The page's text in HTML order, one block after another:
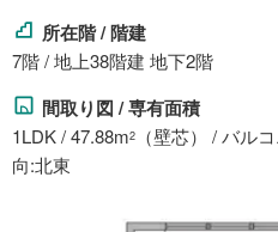
所在階 / 階建
7階 / 地上38階建 地下2階
間取り図 / 専有面積
1LDK / 47.88m2 （壁芯） / バル
向:北東